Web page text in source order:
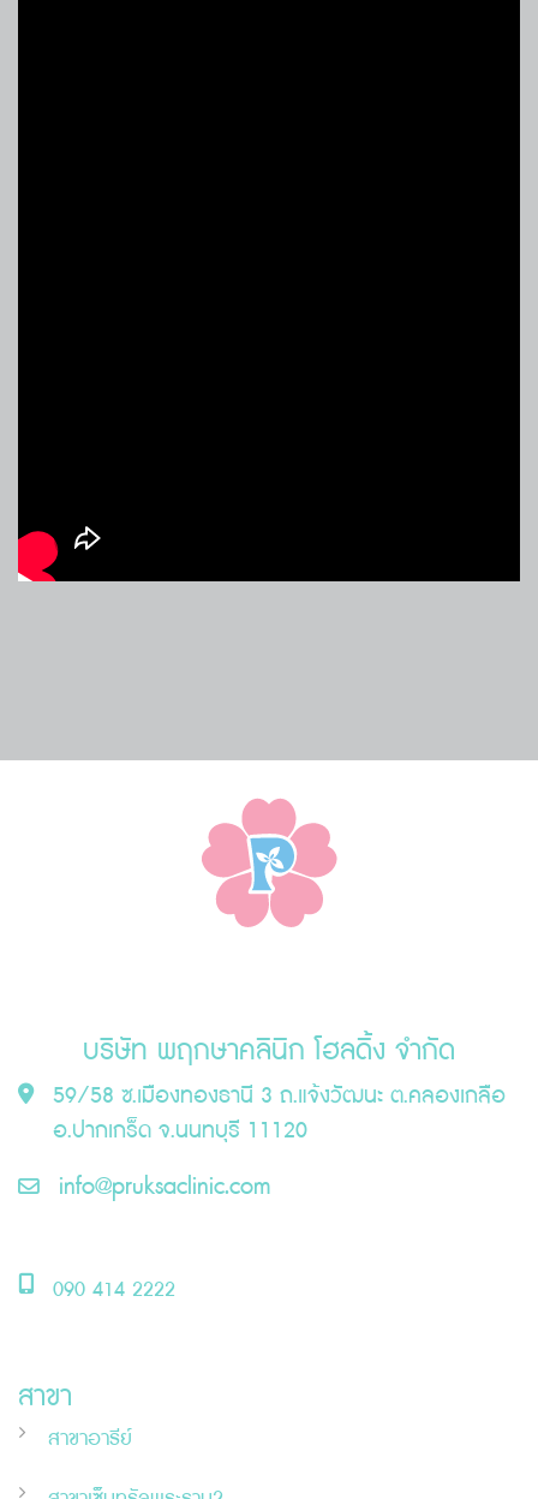
บริษัท พฤกษาคลินิก โฮลดิ้ง จำกัด
59/58 ซ.เมืองทองธานี 3 ถ.แจ้งวัฒนะ ต.คลองเกลือ
อ.ปากเกร็ด จ.นนทบุรี 11120
info@pruksaclinic.com
090 414 2222
สาขา
สาขาอารีย์